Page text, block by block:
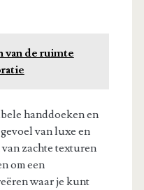
van de ruimte
handdoeken en
van luxe en
zachte texturen
om een
waar je kunt